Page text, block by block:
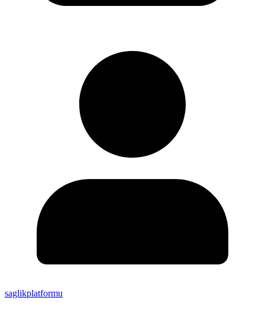
saglikplatformu